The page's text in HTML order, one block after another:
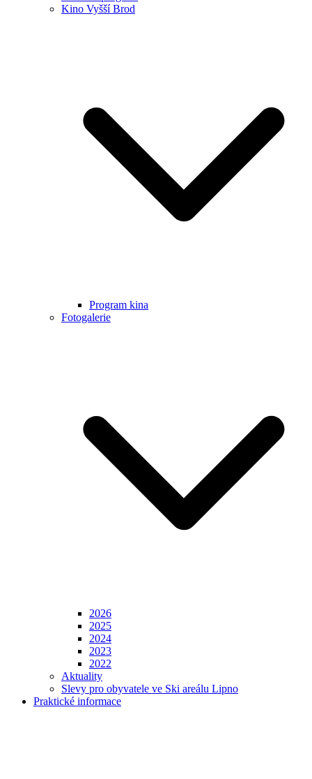
Kino Vyšší Brod
Program kina
Fotogalerie
2026
2025
2024
2023
2022
Aktuality
Slevy pro obyvatele ve Ski areálu Lipno
Praktické informace